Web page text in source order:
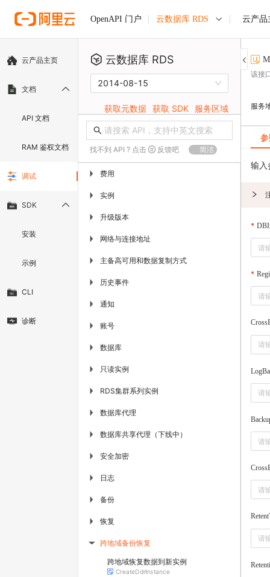
OpenAPI 门户 云数据库 RDS 云产品
云产品主页
文档
API 文档
RAM 鉴权文档
调试
SDK
安装
示例
CLI
诊断
云数据库 RDS
2014-08-15
获取元数据 获取 SDK 服务区域
找不到 API ? 点击 反馈吧 简洁
▶ 费用
▶ 实例
▶ 升级版本
▶ 网络与连接地址
▶ 主备高可用和数据复制方式
▶ 历史事件
▶ 通知
▶ 账号
▶ 数据库
▶ 只读实例
▶ RDS集群系列实例
▶ 数据库代理
▶ 数据库共享代理（下线中）
▶ 安全加密
▶ 日志
▶ 备份
▶ 恢复
▶ 跨地域备份恢复
跨地域恢复数据到新实例
CreateDdrInstance
该接
服务
输入